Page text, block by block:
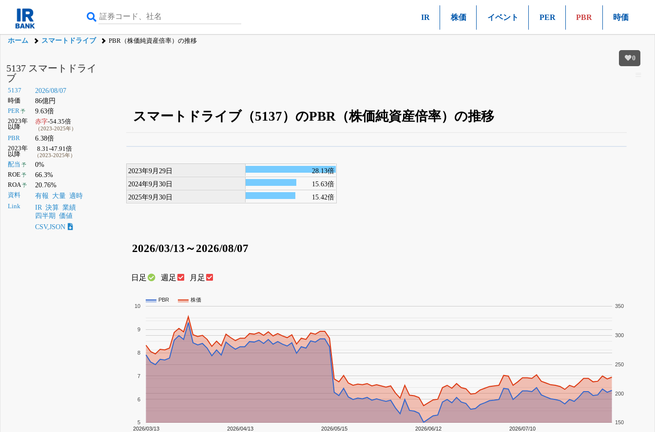
IR 株価 イベント PER PBR 時価
ホーム スマートドライブ PBR（株価純資産倍率）の推移
0
5137 スマートドライ
ブ
5137 2026/08/07
時価 86億円
PER予 9.63倍
2023年
以降
赤字-54.35倍
（2023-2025年）
PBR 6.38倍
2023年
以降
8.31-47.91倍
（2023-2025年）
配当 予 0%
ROE予 66.3%
ROA 予 20.76%
資料 有報 大量 適時
Link IR 決算 業績
四半期 価値
CSV,JSON
スマートドライブ（5137）のPBR（株価純資産倍率）の推移
無料でβ版をはじめる
登録すると永久30%OFFと米株版の先行利用も付きます
2023年9月29日
28.13倍
2024年9月30日
15.63倍
2025年9月30日
15.42倍
2026/03/13～2026/08/07
日足 週足 月足
PBR 株価
2026/03/13 2026/04/13 2026/05/15 2026/06/12 2026/07/10
5
6
7
8
9
10
150
200
250
300
350